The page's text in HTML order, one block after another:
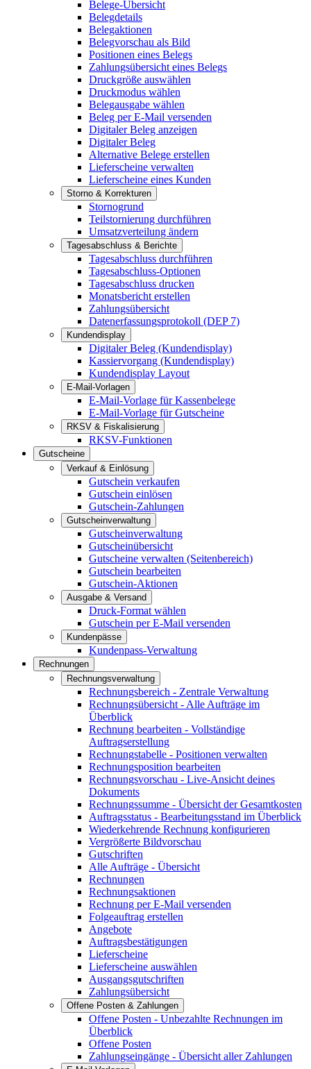
Belege-Übersicht
Belegdetails
Belegaktionen
Belegvorschau als Bild
Positionen eines Belegs
Zahlungsübersicht eines Belegs
Druckgröße auswählen
Druckmodus wählen
Belegausgabe wählen
Beleg per E-Mail versenden
Digitaler Beleg anzeigen
Digitaler Beleg
Alternative Belege erstellen
Lieferscheine verwalten
Lieferscheine eines Kunden
Storno & Korrekturen
Stornogrund
Teilstornierung durchführen
Umsatzverteilung ändern
Tagesabschluss & Berichte
Tagesabschluss durchführen
Tagesabschluss-Optionen
Tagesabschluss drucken
Monatsbericht erstellen
Zahlungsübersicht
Datenerfassungsprotokoll (DEP 7)
Kundendisplay
Digitaler Beleg (Kundendisplay)
Kassiervorgang (Kundendisplay)
Kundendisplay Layout
E-Mail-Vorlagen
E-Mail-Vorlage für Kassenbelege
E-Mail-Vorlage für Gutscheine
RKSV & Fiskalisierung
RKSV-Funktionen
Gutscheine
Verkauf & Einlösung
Gutschein verkaufen
Gutschein einlösen
Gutschein-Zahlungen
Gutscheinverwaltung
Gutscheinverwaltung
Gutscheinübersicht
Gutscheine verwalten (Seitenbereich)
Gutschein bearbeiten
Gutschein-Aktionen
Ausgabe & Versand
Druck-Format wählen
Gutschein per E-Mail versenden
Kundenpässe
Kundenpass-Verwaltung
Rechnungen
Rechnungsverwaltung
Rechnungsbereich - Zentrale Verwaltung
Rechnungsübersicht - Alle Aufträge im
Überblick
Rechnung bearbeiten - Vollständige
Auftragserstellung
Rechnungstabelle - Positionen verwalten
Rechnungsposition bearbeiten
Rechnungsvorschau - Live-Ansicht deines
Dokuments
Rechnungssumme - Übersicht der Gesamtkosten
Auftragsstatus - Bearbeitungsstand im Überblick
Wiederkehrende Rechnung konfigurieren
Vergrößerte Bildvorschau
Gutschriften
Alle Aufträge - Übersicht
Rechnungen
Rechnungsaktionen
Rechnung per E-Mail versenden
Folgeauftrag erstellen
Angebote
Auftragsbestätigungen
Lieferscheine
Lieferscheine auswählen
Ausgangsgutschriften
Zahlungsübersicht
Offene Posten & Zahlungen
Offene Posten - Unbezahlte Rechnungen im
Überblick
Offene Posten
Zahlungseingänge - Übersicht aller Zahlungen